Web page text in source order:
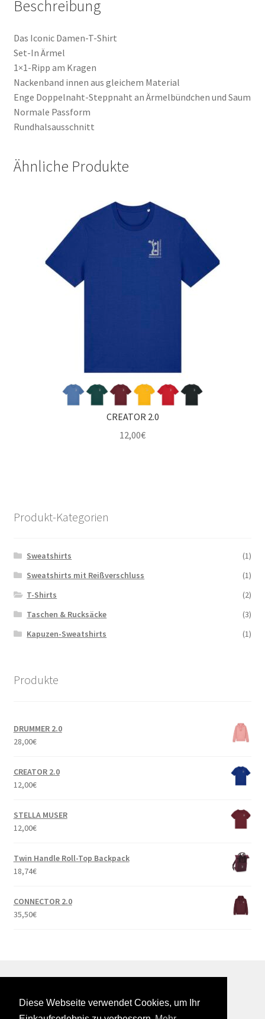
Diese Webseite verwendet Cookies, um Ihr
Beschreibung
Das Iconic Damen-T-Shirt
Set-In Ärmel
1×1-Ripp am Kragen
Nackenband innen aus gleichem Material
Enge Doppelnaht-Steppnaht an Ärmelbündchen und Saum
Normale Passform
Rundhalsausschnitt
Ähnliche Produkte
CREATOR 2.0
12,00€
Produkt-Kategorien
Sweatshirts
(1)
Sweatshirts mit Reißverschluss
(1)
T-Shirts
(2)
Taschen & Rucksäcke
(3)
Kapuzen-Sweatshirts
(1)
Produkte
DRUMMER 2.0
28,00€
CREATOR 2.0
12,00€
STELLA MUSER
12,00€
Twin Handle Roll-Top Backpack
18,74€
CONNECTOR 2.0
35,50€
© Onlineshop Realschule am Keltenwall 2026